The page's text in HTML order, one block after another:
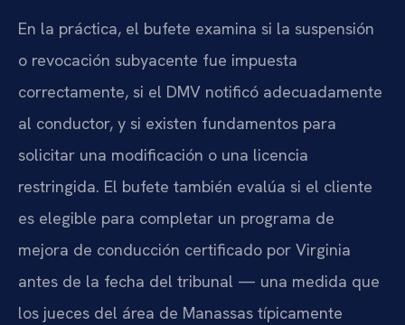
En la práctica, el bufete examina si la suspensión
o revocación subyacente fue impuesta
correctamente, si el DMV notificó adecuadamente
al conductor, y si existen fundamentos para
solicitar una modificación o una licencia
restringida. El bufete también evalúa si el cliente
es elegible para completar un programa de
mejora de conducción certificado por Virginia
antes de la fecha del tribunal — una medida que
los jueces del área de Manassas típicamente